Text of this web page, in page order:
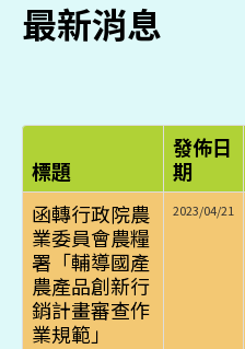
最新消息
標題
發佈日
期
函轉行政院農
業委員會農糧
署「輔導國產
農產品創新行
銷計畫審查作
業規範」
2023/04/21